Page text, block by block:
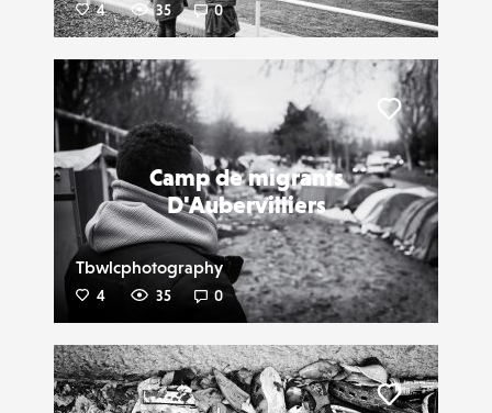
4 35 0
Camp de migrants
D'Aubervilliers
Tbwlcphotography
4 35 0
Liker
Liker